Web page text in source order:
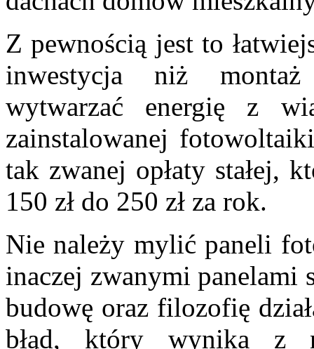
Z pewnością jest to
inwestycja niż
wytwarzać energię z
zainstalowanej
tak zwanej opłaty stałej,
150 zł do 250 zł za rok.
Nie należy mylić paneli
inaczej zwanymi panelami
budowę oraz filozofię
błąd, który wynika z